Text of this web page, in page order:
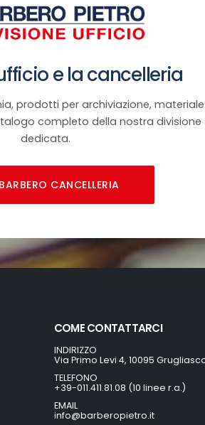
e la cancelleria
prodotti per archiviazione,
completo della nostra divisione
dedicata.
CANCELLERIA
COME CONTATTARCI
INDIRIZZO
Via Primo Levi 4, 10095
TELEFONO
+39-011.411.81.08 (10 linee r.a.)
EMAIL
info@barberopietro.it